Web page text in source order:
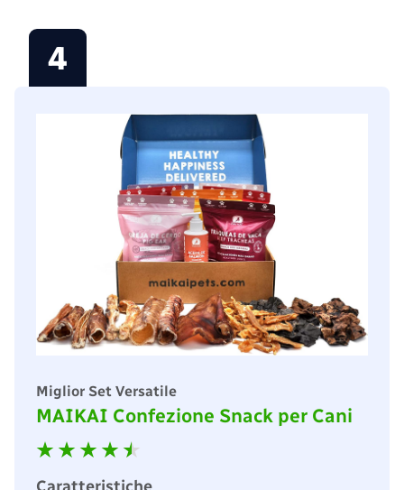
4
Miglior Set Versatile
MAIKAI Confezione Snack per Cani